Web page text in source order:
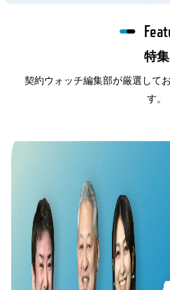
特集
契約ウォッチ編集部が厳選して
す。